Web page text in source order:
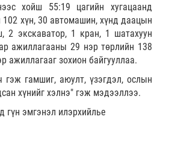
хойш 55:19 цагийн хугацаанд
102 хүн, 30 автомашин, хүнд даацын
2 экскаватор, 1 кран, 1 шатахуун
ажиллагааны 29 нэр төрлийн 138
ажиллагааг зохион байгууллаа.
гэж гамшиг, аюулт, үзэгдэл, ослын
хүнийг хэлнэ" гэж мэдээллээ.
гүн эмгэнэл илэрхийлье